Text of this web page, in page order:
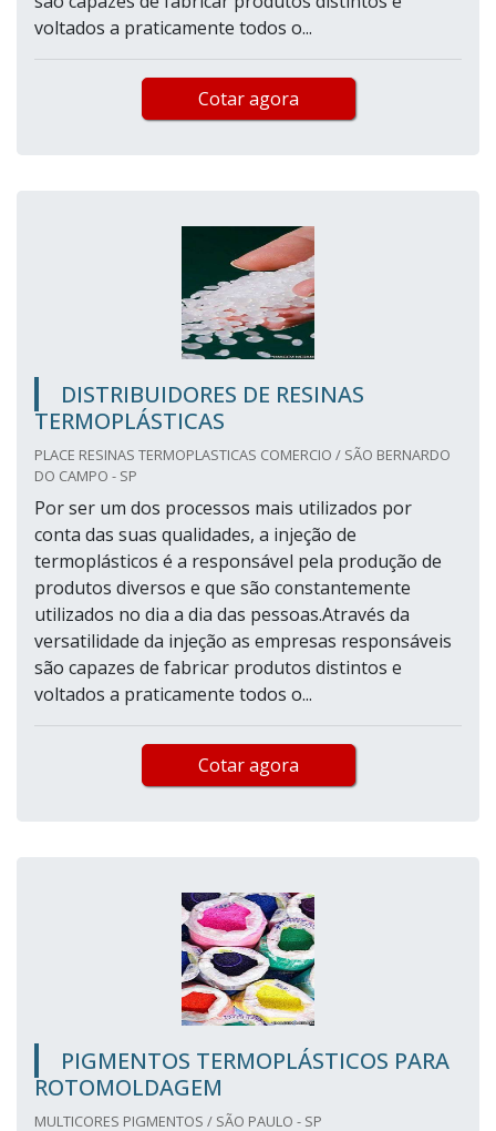
voltados a praticamente todos o...
Cotar agora
DISTRIBUIDORES DE RESINAS
TERMOPLÁSTICAS
PLACE RESINAS TERMOPLASTICAS COMERCIO / SÃO BERNARDO
DO CAMPO - SP
Por ser um dos processos mais utilizados por
conta das suas qualidades, a injeção de
termoplásticos é a responsável pela produção de
produtos diversos e que são constantemente
utilizados no dia a dia das pessoas.Através da
versatilidade da injeção as empresas responsáveis
são capazes de fabricar produtos distintos e
voltados a praticamente todos o...
Cotar agora
PIGMENTOS TERMOPLÁSTICOS PARA
ROTOMOLDAGEM
MULTICORES PIGMENTOS / SÃO PAULO - SP